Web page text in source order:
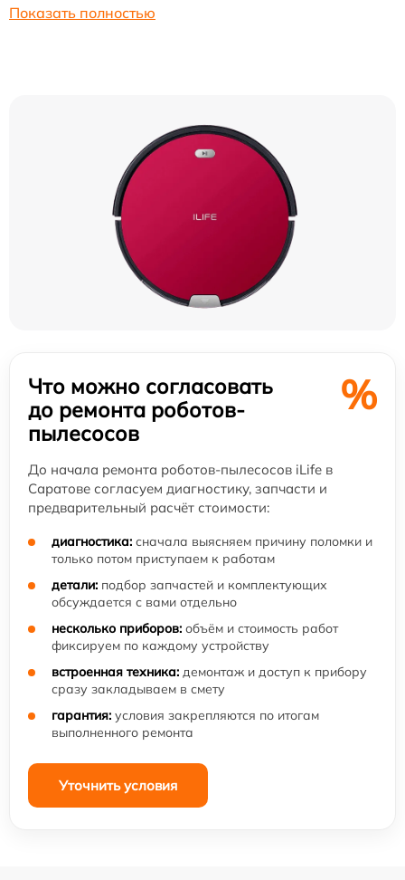
Показать полностью
Что можно согласовать
до ремонта роботов-
пылесосов
%
До начала ремонта роботов-пылесосов iLife в
Саратове согласуем диагностику, запчасти и
предварительный расчёт стоимости:
диагностика: сначала выясняем причину поломки и
только потом приступаем к работам
детали: подбор запчастей и комплектующих
обсуждается с вами отдельно
несколько приборов: объём и стоимость работ
фиксируем по каждому устройству
встроенная техника: демонтаж и доступ к прибору
сразу закладываем в смету
гарантия: условия закрепляются по итогам
выполненного ремонта
Уточнить условия